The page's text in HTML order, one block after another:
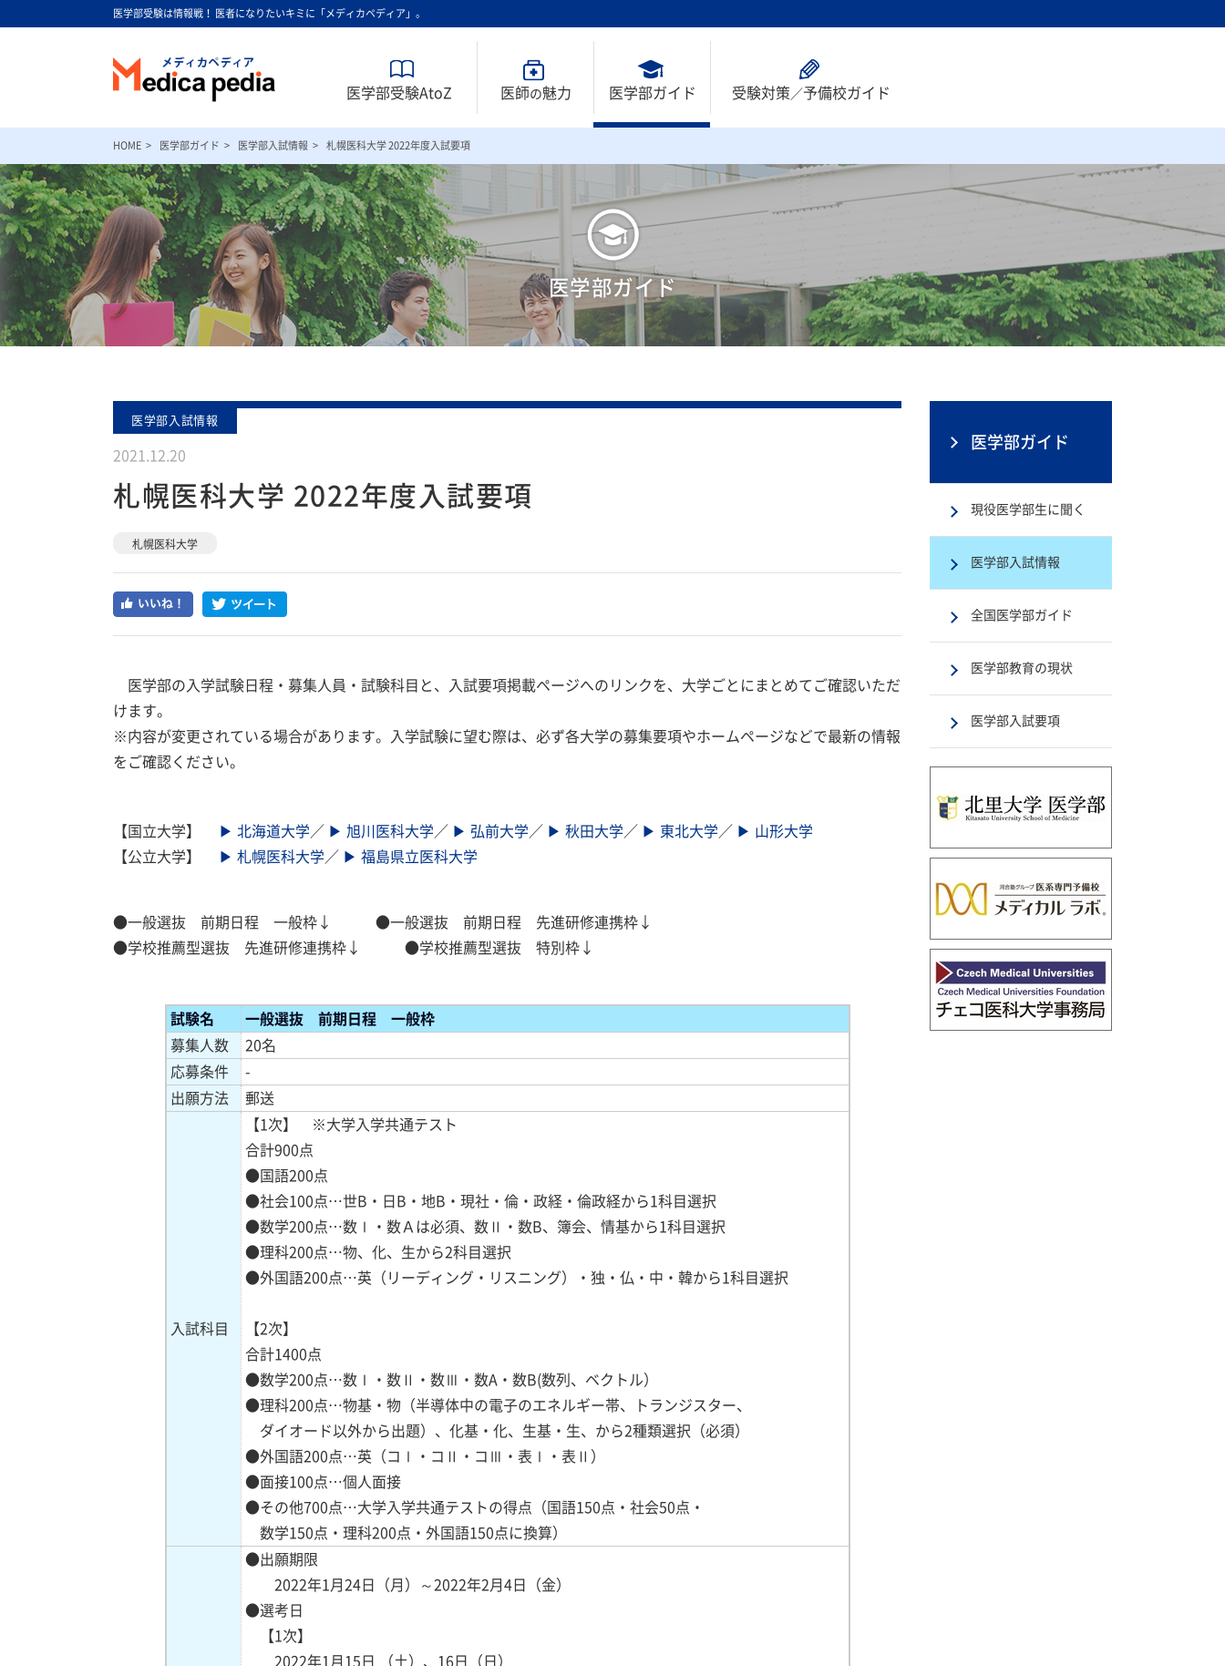
医学部受験は情報戦！ 医者になりたいキミに「メディカペディア」。
医学部受験AtoZ 医師の魅力 医学部ガイド 受験対策 ／予備校ガイド
HOME 医学部ガイド 医学部入試情報 札幌医科大学 2022年度入試要項
医学部ガイド
医学部入試情報
2021.12.20
札幌医科大学 2022年度入試要項
札幌医科大学
医学部の入学試験日程・募集人員・試験科目と、入試要項掲載ページへのリンクを、大学ごとにまとめてご確認いただ
けます。
※内容が変更されている場合があります。入学試験に望む際は、必ず各大学の募集要項やホームページなどで最新の情報
をご確認ください。
【国立大学】 ▶ 北海道大学 ／ ▶ 旭川医科大学 ／ ▶ 弘前大学 ／ ▶ 秋田大学 ／ ▶ 東北大学 ／ ▶ 山形大学
【公立大学】
▶ 札幌医科大学 ／ ▶ 福島県立医科大学
●一般選抜 前期日程 一般枠↓
●一般選抜 前期日程 先進研修連携枠↓
●学校推薦型選抜 先進研修連携枠↓
●学校推薦型選抜 特別枠↓
試験名
一般選抜 前期日程 一般枠
募集人数
20名
応募条件
-
出願方法
郵送
入試科目
【1次】 ※大学入学共通テスト
合計900点
●国語200点
●社会100点…世B・日B・地B・現社・倫・政経・倫政経から1科目選択
●数学200点…数Ⅰ・数Ａは必須、数Ⅱ・数B、簿会、情基から1科目選択
●理科200点…物、化、生から2科目選択
●外国語200点…英（リーディング・リスニング）・独・仏・中・韓から1科目選択
【2次】
合計1400点
●数学200点…数Ⅰ・数Ⅱ・数Ⅲ・数A・数B(数列、ベクトル）
●理科200点…物基・物（半導体中の電子のエネルギー帯、トランジスター、
ダイオード以外から出題）、化基・化、生基・生、から2種類選択（必須）
●外国語200点…英（コⅠ・コⅡ・コⅢ・表Ⅰ・表Ⅱ）
●面接100点…個人面接
●その他700点…大学入学共通テストの得点（国語150点・社会50点・
数学150点・理科200点・外国語150点に換算）
●出願期限
2022年1月24日（月）～2022年2月4日（金）
●選考日
【1次】
2022年1月15日 （土）、16日（日）
医学部ガイド
現役医学部生に聞く
医学部入試情報
全国医学部ガイド
医学部教育の現状
医学部入試要項